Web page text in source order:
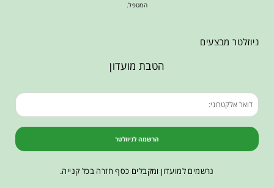
המטפל.
ניוזלטר מבצעים
הטבת מועדון
הרשמה לניוזלטר
נרשמים למועדון ומקבלים כסף חזרה בכל קנייה.